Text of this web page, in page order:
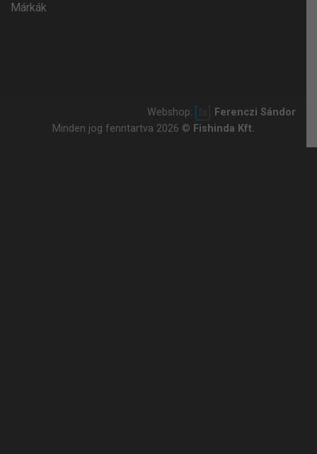
Márkák
Webshop:
Ferenczi Sándor
Minden jog fenntartva 2026 © Fishinda Kft.